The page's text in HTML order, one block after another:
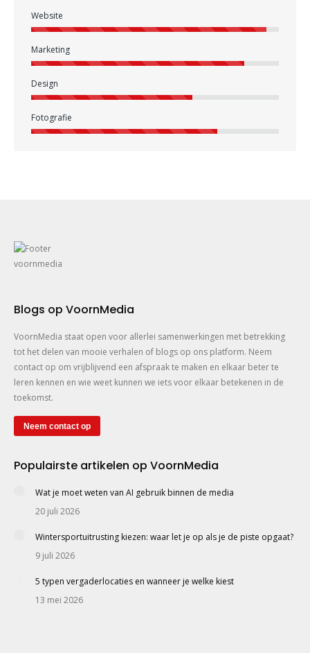
Website
Marketing
Design
Fotografie
Blogs op VoornMedia
VoornMedia staat open voor allerlei samenwerkingen met betrekking
tot het delen van mooie verhalen of blogs op ons platform. Neem
contact op om vrijblijvend een afspraak te maken en elkaar beter te
leren kennen en wie weet kunnen we iets voor elkaar betekenen in de
toekomst.
Neem contact op
Populairste artikelen op VoornMedia
Wat je moet weten van AI gebruik binnen de media
20 juli 2026
Wintersportuitrusting kiezen: waar let je op als je de piste opgaat?
9 juli 2026
5 typen vergaderlocaties en wanneer je welke kiest
13 mei 2026